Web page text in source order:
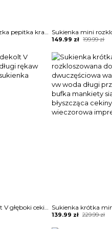
Długi rękaw dekolt V łezka pepitka kratka mini przed kolano elegancka ołówkowa randka impreza sukienka Anicuta
199.99zł
Original
was:
199.99 zł.
149.99 zł
Current
is:
149.99 zł.
Mini przed kolano dekolt V głęboki cekiny wzór długi rękaw okazja impreza club sukienka Toshiko
229.99zł
Original
139.99 zł
Current